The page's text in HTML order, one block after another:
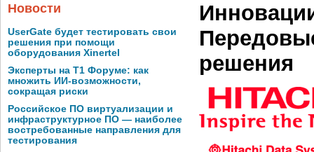
Новости
UserGate будет тестировать свои
решения при помощи
оборудования Xinertel
Эксперты на Т1 Форуме: как
множить ИИ-возможности,
сокращая риски
Российское ПО виртуализации и
инфраструктурное ПО — наиболее
востребованные направления для
тестирования
решения